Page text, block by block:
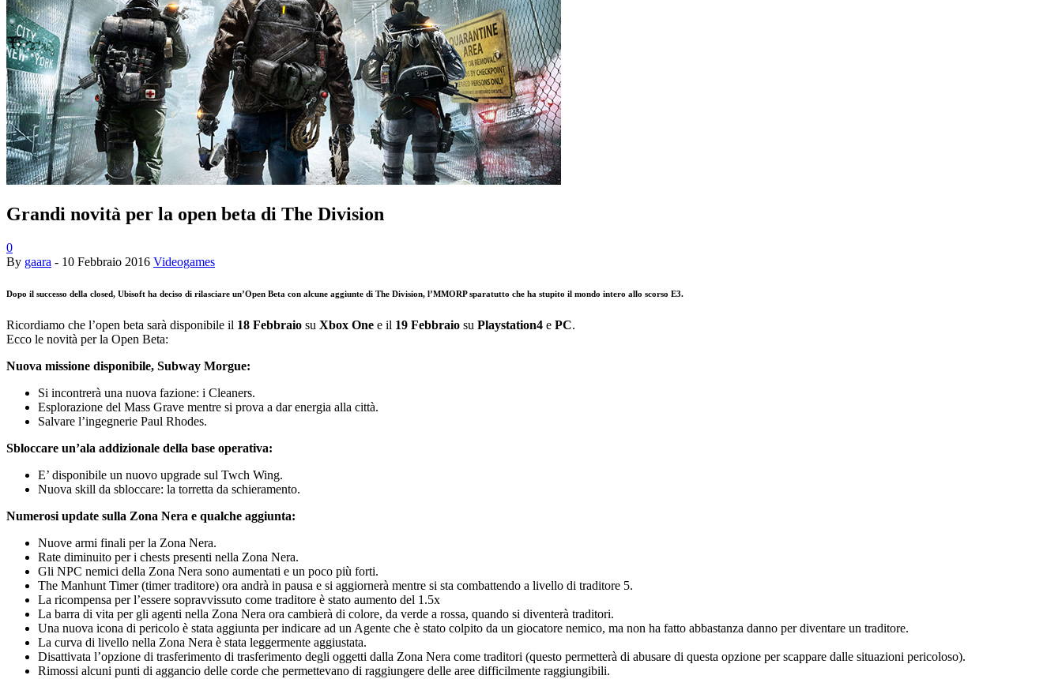
Grandi novità per la open beta di The Division
0
By gaara - 10 Febbraio 2016 Videogames
Dopo il successo della closed, Ubisoft ha deciso di rilasciare un’Open Beta con alcune aggiunte di The Division, l’MMORP sparatutto che ha stupito il mondo intero allo scorso E3.
Ricordiamo che l’open beta sarà disponibile il 18 Febbraio su Xbox One e il 19 Febbraio su Playstation4 e PC.
Ecco le novità per la Open Beta:
Nuova missione disponibile, Subway Morgue:
Si incontrerà una nuova fazione: i Cleaners.
Esplorazione del Mass Grave mentre si prova a dar energia alla città.
Salvare l’ingegnerie Paul Rhodes.
Sbloccare un’ala addizionale della base operativa:
E’ disponibile un nuovo upgrade sul Twch Wing.
Nuova skill da sbloccare: la torretta da schieramento.
Numerosi update sulla Zona Nera e qualche aggiunta:
Nuove armi finali per la Zona Nera.
Rate diminuito per i chests presenti nella Zona Nera.
Gli NPC nemici della Zona Nera sono aumentati e un poco più forti.
The Manhunt Timer (timer traditore) ora andrà in pausa e si aggiornerà mentre si sta combattendo a livello di traditore 5.
La ricompensa per l’essere sopravvissuto come traditore è stato aumento del 1.5x
La barra di vita per gli agenti nella Zona Nera ora cambierà di colore, da verde a rossa, quando si diventerà traditori.
Una nuova icona di pericolo è stata aggiunta per indicare ad un Agente che è stato colpito da un giocatore nemico, ma non ha fatto abbastanza danno per diventare un traditore.
La curva di livello nella Zona Nera è stata leggermente aggiustata.
Disattivata l’opzione di trasferimento di trasferimento degli oggetti dalla Zona Nera come traditori (questo permetterà di abusare di questa opzione per scappare dalle situazioni pericoloso).
Rimossi alcuni punti di aggancio delle corde che permettevano di raggiungere delle aree difficilmente raggiungibili.